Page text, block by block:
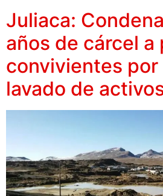
Juliaca:
años de cárcel a
convivientes
lavado de